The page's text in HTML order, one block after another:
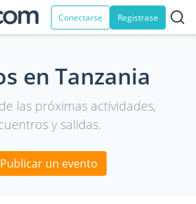
Conectarse Registrase
en Tanzania
las próximas actividades,
y salidas.
Publicar un evento